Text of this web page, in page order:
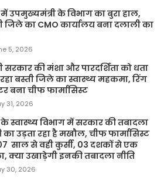
उपमुख्यमंत्री के विभाग का बुरा हाल,
जिले का CMO कार्यालय बना दलाली का
5, 2026
सरकार की मंशा और पारदर्शिता को धता
बस्ती जिले का स्वास्थ्य महकमा, रिंग
बना चीफ फार्मासिस्ट
31, 2026
स्वास्थ्य विभाग में सरकार की तबादला
का उड़ता रहा है मखौल, चीफ फार्मासिस्ट
साल से वही कुर्सी, 03 दशकों से एक
क्या उखाड़ेगी इनकी तबादला नीति
30, 2026